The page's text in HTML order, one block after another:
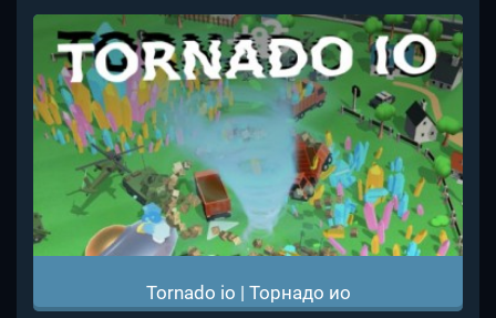
Tornado io | Торнадо ио